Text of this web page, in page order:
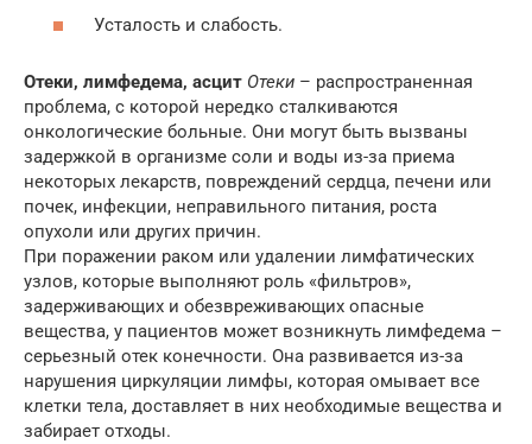
Усталость и слабость.
Отеки, лимфедема, асцит Отеки – распространенная
проблема, с которой нередко сталкиваются
онкологические больные. Они могут быть вызваны
задержкой в организме соли и воды из-за приема
некоторых лекарств, повреждений сердца, печени или
почек, инфекции, неправильного питания, роста
опухоли или других причин.
При поражении раком или удалении лимфатических
узлов, которые выполняют роль «фильтров»,
задерживающих и обезвреживающих опасные
вещества, у пациентов может возникнуть лимфедема –
серьезный отек конечности. Она развивается из-за
нарушения циркуляции лимфы, которая омывает все
клетки тела, доставляет в них необходимые вещества и
забирает отходы.